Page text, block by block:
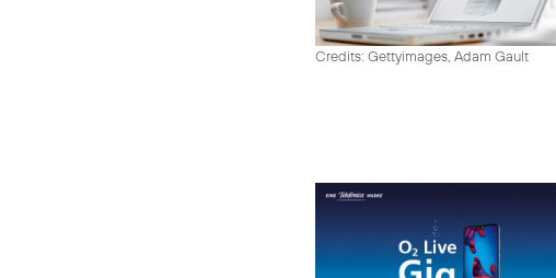
Credits: Gettyimages, Adam Gault